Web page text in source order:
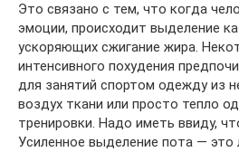
Это связано с тем, что когда
эмоции, происходит выделение
ускоряющих сжигание жира.
интенсивного похудения
для занятий спортом одежду из
воздух ткани или просто тепло
тренировки. Надо иметь ввиду,
Усиленное выделение пота — это